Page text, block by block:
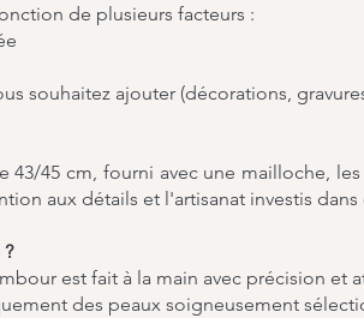
de plusieurs facteurs :
souhaitez ajouter (décorations,
45 cm, fourni avec une mailloche, les
aux détails et l'artisanat investis dans
est fait à la main avec précision et
des peaux soigneusement